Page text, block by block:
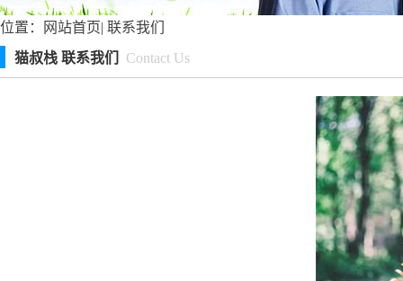
位置： 网站首页| 联系我们
猫叔栈 联系我们
Contact Us